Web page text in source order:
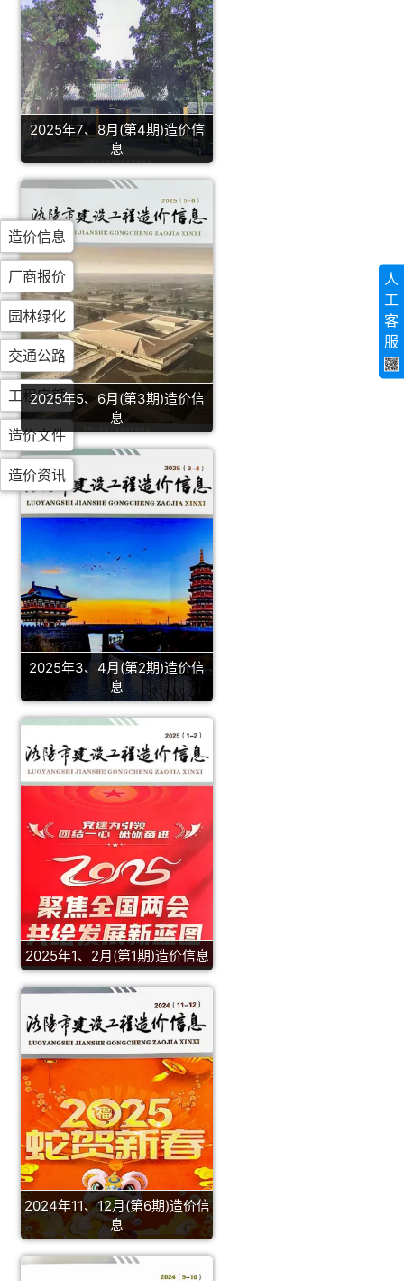
2025年7、8月(第4期)造价信
息
2025年5、6月(第3期)造价信
息
2025年3、4月(第2期)造价信
息
2025年1、2月(第1期)造价信息
2024年11、12月(第6期)造价信
息
造价信息
厂商报价
园林绿化
交通公路
工程定额
造价文件
造价资讯
人
工
客
服